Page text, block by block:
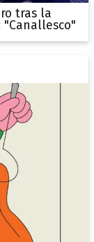
tras la
"Canallesco"